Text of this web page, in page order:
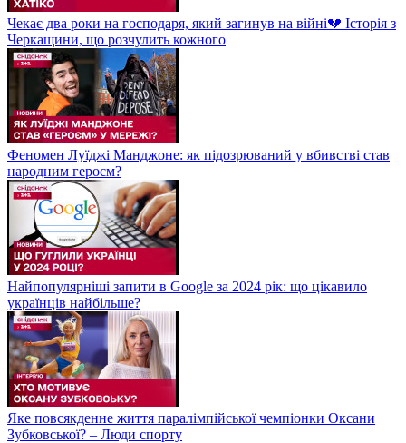
Чекає два роки на господаря, який загинув на війні💔 Історія з
Черкащини, що розчулить кожного
Феномен Луїджі Манджоне: як підозрюваний у вбивстві став
народним героєм?
Найпопулярніші запити в Google за 2024 рік: що цікавило
українців найбільше?
Яке повсякденне життя паралімпійської чемпіонки Оксани
Зубковської? – Люди спорту